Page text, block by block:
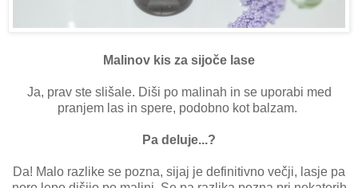
Malinov kis za sijoče lase
Ja, prav ste slišale. Diši po malinah in se uporabi med
pranjem las in spere, podobno kot balzam.
Pa deluje...?
Da! Malo razlike se pozna, sijaj je definitivno večji, lasje pa